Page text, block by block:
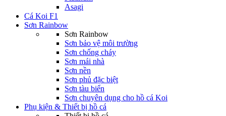
Asagi
Cá Koi F1
Sơn Rainbow
Sơn Rainbow
Sơn bảo vệ môi trường
Sơn chống cháy
Sơn mái nhà
Sơn nền
Sơn phủ đặc biệt
Sơn tàu biển
Sơn chuyên dụng cho hồ cá Koi
Phụ kiện & Thiết bị hồ cá